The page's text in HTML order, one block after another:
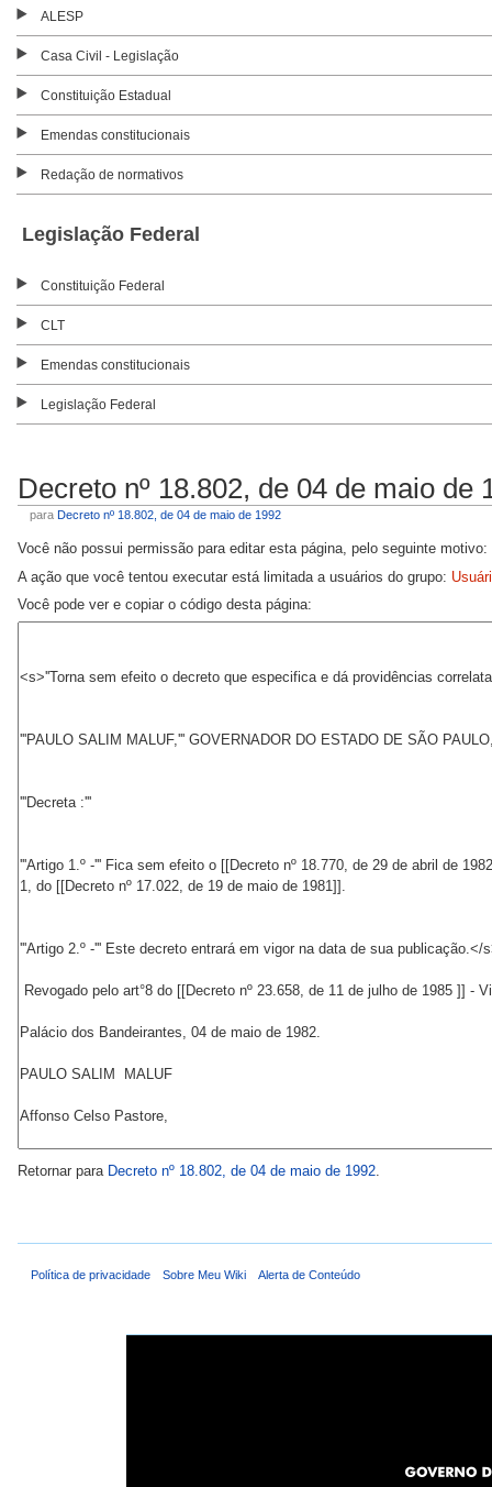
ALESP
Casa Civil - Legislação
Constituição Estadual
Emendas constitucionais
Redação de normativos
Legislação Federal
Constituição Federal
CLT
Emendas constitucionais
Legislação Federal
Decreto nº 18.802, de 04 de maio de
para Decreto nº 18.802, de 04 de maio de 1992
Você não possui permissão para editar esta página, pelo seguinte motivo:
A ação que você tentou executar está limitada a usuários do grupo:
Você pode ver e copiar o código desta página:
Retornar para Decreto nº 18.802, de 04 de maio de 1992.
Política de privacidade Sobre Meu Wiki Alerta de Conteúdo